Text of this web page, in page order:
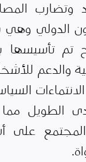
وتضارب
الدولي
تم
والدعم
الطويل
المجتمع على